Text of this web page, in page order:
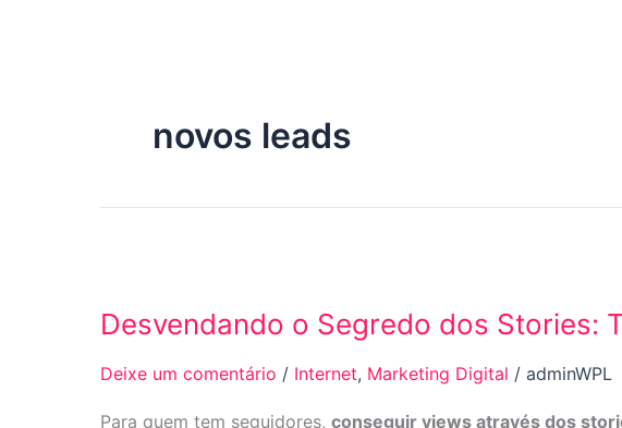
novos leads
Desvendando o Segredo dos Stories:
Deixe um comentário / Internet, Marketing Digital / adminWPL
Para quem tem seguidores, conseguir views através dos
Segredo
Stories: